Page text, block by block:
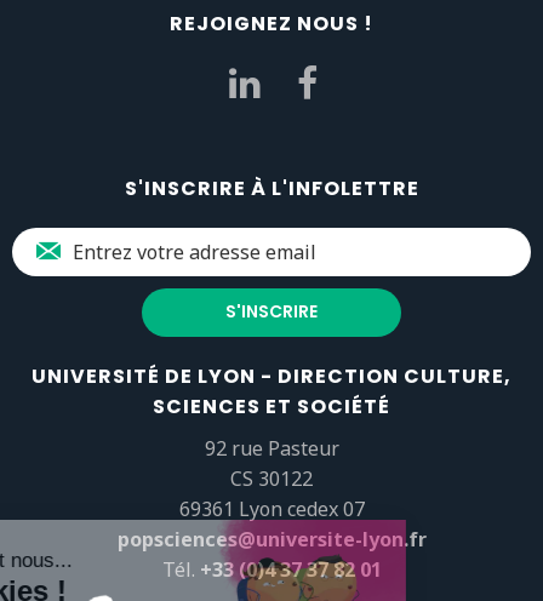
REJOIGNEZ NOUS !
S'INSCRIRE À L'INFOLETTRE
UNIVERSITÉ DE LYON - DIRECTION CULTURE,
SCIENCES ET SOCIÉTÉ
92 rue Pasteur
CS 30122
69361 Lyon cedex 07
popsciences@universite-lyon.fr
Tél. +33 (0)4 37 37 82 01